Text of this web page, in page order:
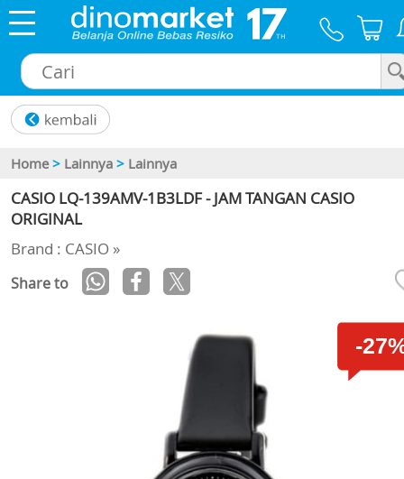
Home > Lainnya > Lainnya
CASIO LQ-139AMV-1B3LDF - JAM TANGAN CASIO
ORIGINAL
Brand : CASIO »
Share to
-